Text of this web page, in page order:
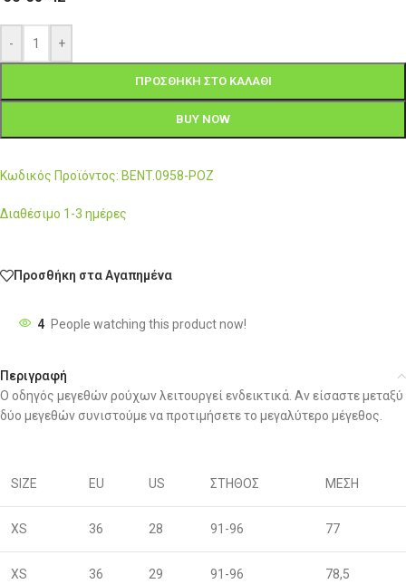
- +
ΠΡΟΣΘΉΚΗ ΣΤΟ ΚΑΛΆΘΙ
BUY NOW
Κωδικός Προϊόντος: BENT.0958-ΡΟΖ
Διαθέσιμο 1-3 ημέρες
Προσθήκη στα Αγαπημένα
4 People watching this product now!
Περιγραφή
Ο οδηγός μεγεθών ρούχων λειτουργεί ενδεικτικά. Αν είσαστε μεταξύ
δύο μεγεθών συνιστούμε να προτιμήσετε το μεγαλύτερο μέγεθος.
SIZE EU US ΣΤΗΘΟΣ ΜΕΣΗ
XS 36 28 91-96 77
XS 36 29 91-96 78,5